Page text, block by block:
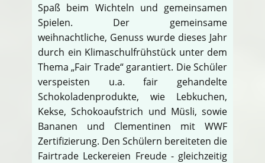
Spaß beim Wichteln und gemeinsamen
Spielen. Der gemeinsame
weihnachtliche, Genuss wurde dieses Jahr
durch ein Klimaschulfrühstück unter dem
Thema „Fair Trade“ garantiert. Die Schüler
verspeisten u.a. fair gehandelte
Schokoladenprodukte, wie Lebkuchen,
Kekse, Schokoaufstrich und Müsli, sowie
Bananen und Clementinen mit WWF
Zertifizierung. Den Schülern bereiteten die
Fairtrade Leckereien Freude - gleichzeitig